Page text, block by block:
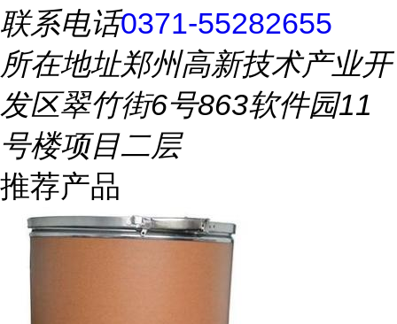
联系电话0371-55282655
所在地址郑州高新技术产业开
发区翠竹街6号863软件园11
号楼项目二层
推荐产品